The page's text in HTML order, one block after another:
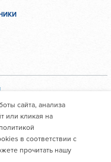
размещены с их
сайта, анализа
или кликая на
в соответствии с
прочитать нашу